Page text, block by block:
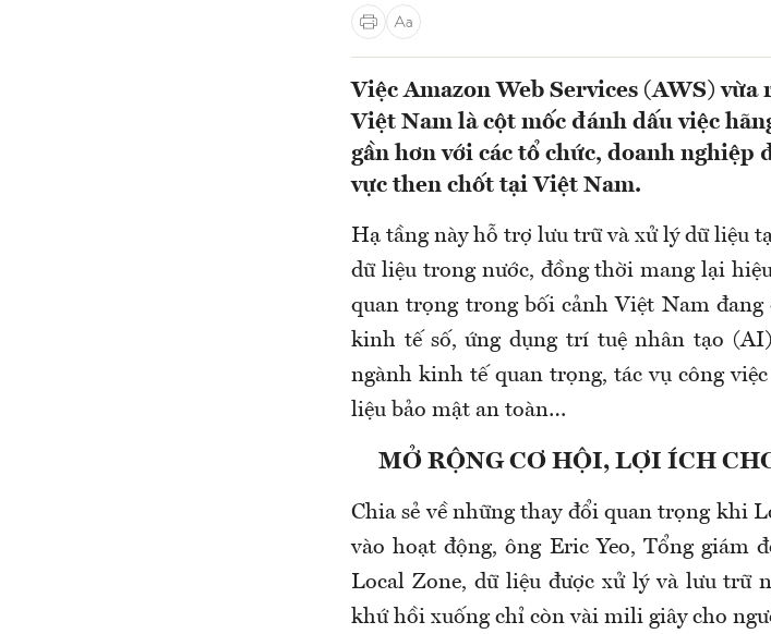
Việc Amazon Web Services (AWS)
Việt Nam là cột mốc đánh dấu việc
gần hơn với các tổ chức, doanh
vực then chốt tại Việt Nam.
Hạ tầng này hỗ trợ lưu trữ và xử lý dữ liệu
dữ liệu trong nước, đồng thời mang lại
quan trọng trong bối cảnh Việt Nam
kinh tế số, ứng dụng trí tuệ nhân tạo
ngành kinh tế quan trọng, tác vụ công
liệu bảo mật an toàn…
MỞ RỘNG CƠ HỘI, LỢI ÍCH
Chia sẻ về những thay đổi quan trọng khi
vào hoạt động, ông Eric Yeo, Tổng giám
Local Zone, dữ liệu được xử lý và lưu trữ
khứ hồi xuống chỉ còn vài mili giây cho